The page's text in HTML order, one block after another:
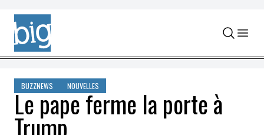
Skip to content
BUZZNEWS NOUVELLES
Le pape ferme la porte à
Trump